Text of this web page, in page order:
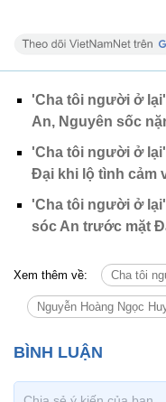
'Cha tôi người ở
An, Nguyên sốc
'Cha tôi người ở
Đại khi lộ tình cảm
'Cha tôi người ở
sóc An trước mặt
Xem thêm về: Cha tôi
Nguyễn Hoàng Ngọc